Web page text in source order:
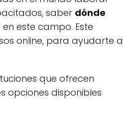
saber dónde
este campo. Este
online, para ayudarte a
que ofrecen
opciones disponibles